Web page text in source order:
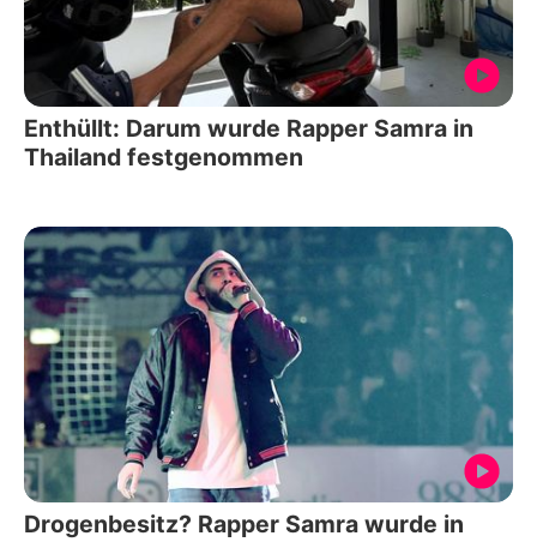
Enthüllt: Darum wurde Rapper Samra in
Thailand festgenommen
Drogenbesitz? Rapper Samra wurde in